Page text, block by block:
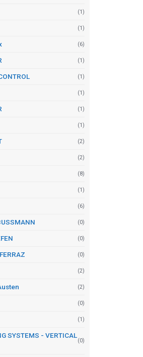
(1)
(1)
(6)
(1)
(1)
(1)
(1)
(1)
(2)
(2)
(8)
(1)
(6)
(0)
(0)
(0)
(2)
(2)
(0)
(1)
SYSTEMS - VERTICAL
(0)